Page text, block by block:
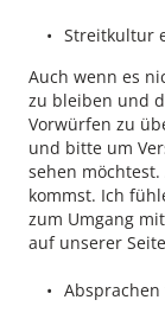
Streitkultur
Auch wenn es
zu bleiben und
Vorwürfen zu
und bitte um
sehen
kommst. Ich
zum Umgang
auf unserer